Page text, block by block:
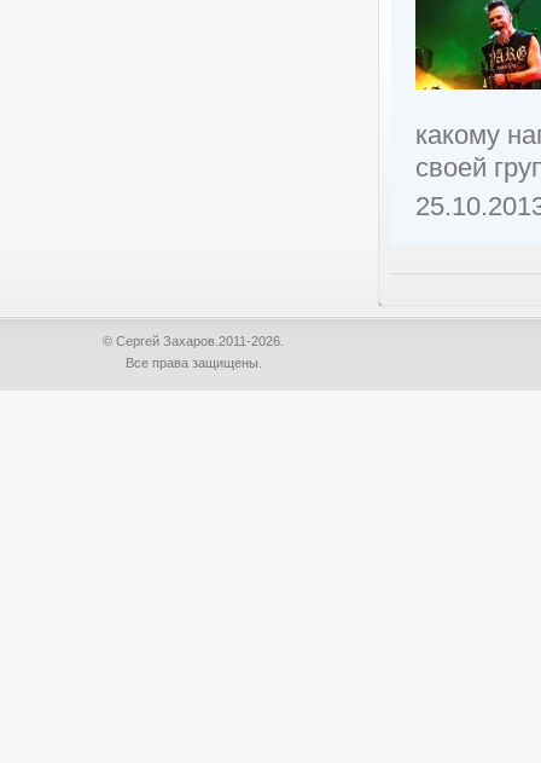
какому
своей
© Сергей Захаров.2011-2026.
Все права защищены.